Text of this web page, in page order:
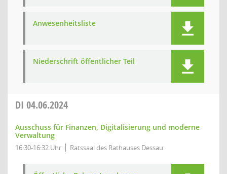
Anwesenheitsliste
Niederschrift öffentlicher Teil
DI 04.06.2024
Ausschuss für Finanzen, Digitalisierung und moderne
Verwaltung
16:30-16:32 Uhr Ratssaal des Rathauses Dessau